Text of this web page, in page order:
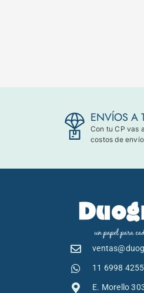
ENVÍOS A
Con tu CP vas
costos de
11 6998 4255
E. Morello